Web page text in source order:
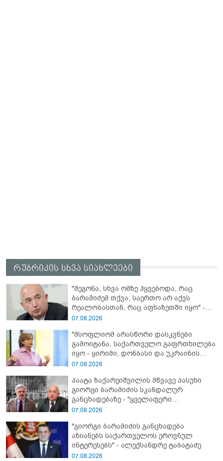
რუბრიკის სხვა სიახლეები
"მეგონა, სხვა ომზე ჰყვებოდა, რაც
ბარამიძემ თქვა, საერთო არ აქვს
რეალობასთან, რაც აფხაზეთში იყო" -
პაატა ზაქარეიშვილის შეფასება
07.08.2026
"მსოფლიომ არასწორი დასკვნები
გამოიტანა, საქართველო გაფრთხილება
იყო - ყირიმი, დონბასი და უკრაინის
წინააღმდეგ სრულმასშტაბიანი ომი
მოყვა" - რასა იუკნევიჩიენე
07.08.2026
პაატა ზაქარეიშვილის მწვავე პასუხი
გიორგი ბარამიძის სკანდალურ
განცხადებაზე - "ყველაფერი
დეტალურად ვიცი... კამანში მოკლული
ბარამიძე კი ტყუის"
07.08.2026
"გიორგი ბარამიძის განცხადება
აზიანებს საქართველოს ეროვნულ
ინტერესებს" - ალექსანდრე ტაბატაძე
07.08.2026